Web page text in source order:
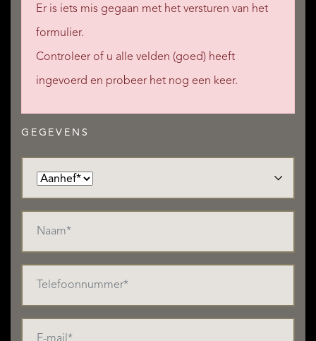
Er is iets mis gegaan met het versturen van het
formulier.
Controleer of u alle velden (goed) heeft
ingevoerd en probeer het nog een keer.
GEGEVENS